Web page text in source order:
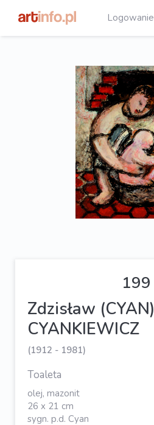
Logowanie
199
Zdzisław (CYAN)
CYANKIEWICZ
(1912 - 1981)
Toaleta
olej, mazonit
26 x 21 cm
sygn. p.d. Cyan